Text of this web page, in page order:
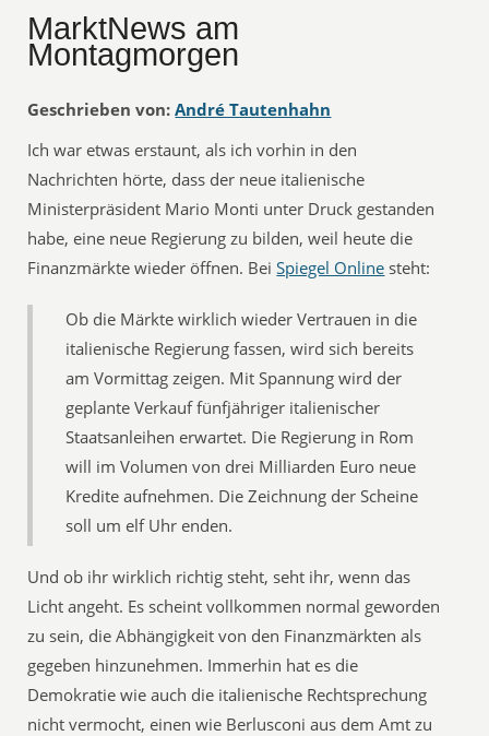
MarktNews am
Montagmorgen
Geschrieben von: André Tautenhahn
Ich war etwas erstaunt, als ich vorhin in den
Nachrichten hörte, dass der neue italienische
Ministerpräsident Mario Monti unter Druck gestanden
habe, eine neue Regierung zu bilden, weil heute die
Finanzmärkte wieder öffnen. BeiSpiegel Online steht:
Ob die Märkte wirklich wieder Vertrauen in die
italienische Regierung fassen, wird sich bereits
am Vormittag zeigen. Mit Spannung wird der
geplante Verkauf fünfjähriger italienischer
Staatsanleihen erwartet. Die Regierung in Rom
will im Volumen von drei Milliarden Euro neue
Kredite aufnehmen. Die Zeichnung der Scheine
soll um elf Uhr enden.
Und ob ihr wirklich richtig steht, seht ihr, wenn das
Licht angeht. Es scheint vollkommen normal geworden
zu sein, die Abhängigkeit von den Finanzmärkten als
gegeben hinzunehmen. Immerhin hat es die
Demokratie wie auch die italienische Rechtsprechung
nicht vermocht, einen wie Berlusconi aus dem Amt zu